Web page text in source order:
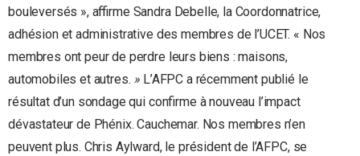
bouleversés », affirme Sandra Debelle, la Coordonnatrice,
adhésion et administrative des membres de l’UCET. « Nos
membres ont peur de perdre leurs biens : maisons,
automobiles et autres. » L’AFPC a récemment publié le
résultat d’un sondage qui confirme à nouveau l’impact
dévastateur de Phénix. Cauchemar. Nos membres n’en
peuvent plus. Chris Aylward, le président de l’AFPC, se